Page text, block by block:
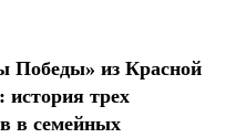
Победы» из Красной
история трех
в семейных